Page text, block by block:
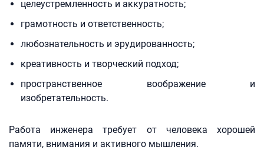
целеустремленность и аккуратность;
грамотность и ответственность;
любознательность и эрудированность;
креативность и творческий подход;
пространственное воображение и
изобретательность.
Работа инженера требует от человека хорошей
памяти, внимания и активного мышления.